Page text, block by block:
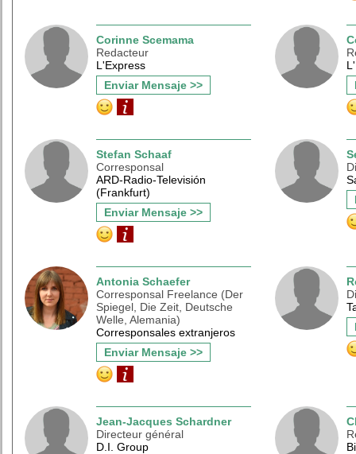
Corinne Scemama
Redacteur
L'Express
Enviar Mensaje >>
Stefan Schaaf
Corresponsal
ARD-Radio-Televisión
(Frankfurt)
Enviar Mensaje >>
Antonia Schaefer
Corresponsal Freelance (Der
Spiegel, Die Zeit, Deutsche
Welle, Alemania)
Corresponsales extranjeros
Enviar Mensaje >>
Jean-Jacques Schardner
Directeur général
D.I. Group